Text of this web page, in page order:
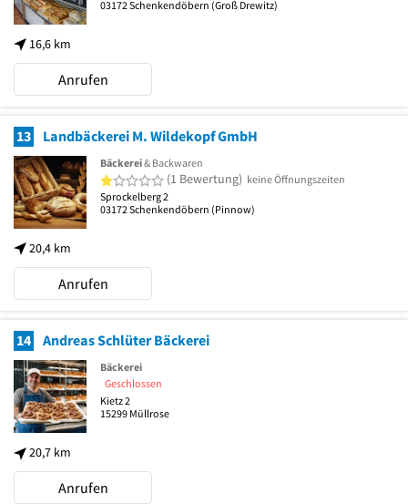
16,6 km
03172Schenkendöbern (Groß Drewitz)
Anrufen
13 Landbäckerei M. Wildekopf GmbH
20,4 km
Bäckerei& Backwaren
1 von 5 Sternen
(1 Bewertung) keine Öffnungszeiten
Sprockelberg 2
03172Schenkendöbern (Pinnow)
Anrufen
14 Andreas Schlüter Bäckerei
20,7 km
Bäckerei
Geschlossen
Kietz 2
15299 Müllrose
Anrufen